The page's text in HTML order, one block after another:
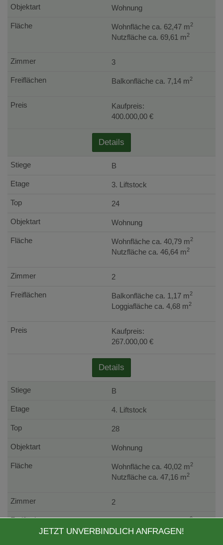
Wohnung
Wohnfläche ca. 62,47 m2
Nutzfläche ca. 69,61 m2
3
Balkonfläche ca. 7,14 m2
Kaufpreis:
400.000,00 €
Details
B
3. Liftstock
24
Wohnung
Wohnfläche ca. 40,79 m2
Nutzfläche ca. 46,64 m2
2
Balkonfläche ca. 1,17 m2
Loggiafläche ca. 4,68 m2
Kaufpreis:
267.000,00 €
Details
B
4. Liftstock
28
Wohnung
Wohnfläche ca. 40,02 m2
Nutzfläche ca. 47,16 m2
2
Balkonfläche ca. 7,14 m2
JETZT UNVERBINDLICH ANFRAGEN!SUCHAGENT